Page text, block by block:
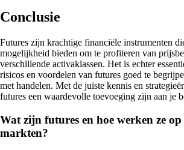
Conclusie
Futures zijn krachtige financiële instrumenten
mogelijkheid bieden om te profiteren van
verschillende activaklassen. Het is echter
risicos en voordelen van futures goed te
met handelen. Met de juiste kennis en
futures een waardevolle toevoeging zijn aan je
Wat zijn futures en hoe werken ze
markten?